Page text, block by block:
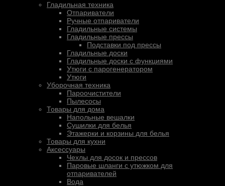
Гладильная техника
Отпариватели
Ручные отпариватели
Гладильные системы
Гладильные прессы
Подставки под прессы
Гладильные доски
Гладильные доски с функциями
Утюги с парогенератором
Утюги
Уборочная техника
Пароочистители
Пылесосы
Товары для дома
Напольные вешалки
Сушилки для белья
Этажерки и корзины для белья
Товары для кухни
Аксессуары
Чехлы для досок и прессов
Паровые шланги с утюжком для
отпаривателей
Вода